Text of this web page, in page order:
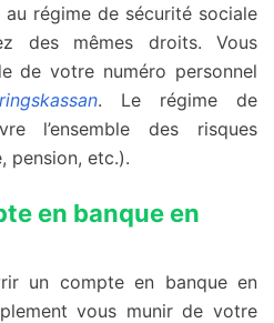
régime de sécurité sociale
des mêmes droits. Vous
de votre numéro personnel
. Le régime de
l’ensemble des risques
pension, etc.).
en banque en
un compte en banque en
vous munir de votre